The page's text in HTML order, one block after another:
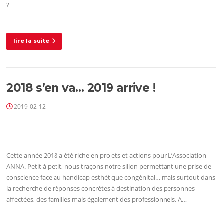
?
lire la suite
2018 s’en va… 2019 arrive !
2019-02-12
Cette année 2018 a été riche en projets et actions pour L’Association
ANNA. Petit à petit, nous traçons notre sillon permettant une prise de
conscience face au handicap esthétique congénital… mais surtout dans
la recherche de réponses concrètes à destination des personnes
affectées, des familles mais également des professionnels. A…